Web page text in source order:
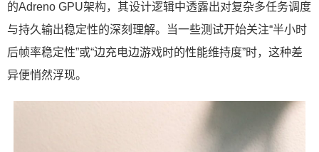
的Adreno GPU架构，其设计逻辑中透露出对复杂多任务调度
与持久输出稳定性的深刻理解。当一些测试开始关注“半小时
后帧率稳定性”或“边充电边游戏时的性能维持度”时，这种差
异便悄然浮现。